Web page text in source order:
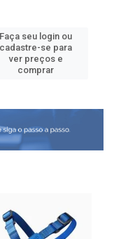
Faça seu login ou
cadastre-se para
ver preços e
comprar